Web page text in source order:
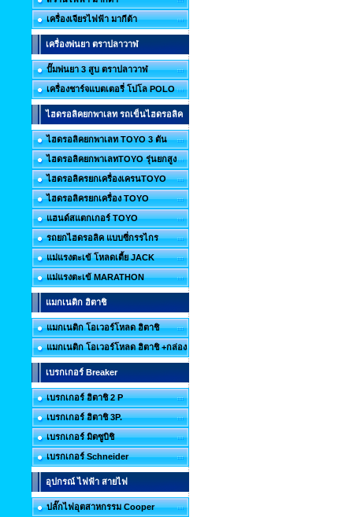
เครื่องเจียรไฟฟ้า มากีต้า
เครื่องพ่นยา ตราปลาวาฬ
ปั๊มพ่นยา 3 สูบ ตราปลาวาฬ
เครื่องชาร์จแบตเตอรี่ โปโล POLO
ไฮดรอลิคยกพาเลท รถเข็นไฮดรอลิค
ไฮดรอลิคยกพาเลท TOYO 3 ตัน
ไฮดรอลิคยกพาเลทTOYO รุ่นยกสูง
ไฮดรอลิครยกเครื่องเครนTOYO
ไฮดรอลิครยกเครื่อง TOYO
แฮนด์สแตกเกอร์ TOYO
รถยกไฮดรอลิค แบบซี่กรรไกร
แม่แรงตะเข้ โหลดเตี้ย JACK
แม่แรงตะเข้ MARATHON
แมกเนติก ฮิตาชิ
แมกเนติก โอเวอร์โหลด ฮิตาชิ
แมกเนติก โอเวอร์โหลด ฮิตาชิ +กล่อง
เบรกเกอร์ Breaker
เบรกเกอร์ ฮิตาชิ 2 P
เบรกเกอร์ ฮิตาชิ 3P.
เบรกเกอร์ มิตซูบิชิ
เบรกเกอร์ Schneider
อุปกรณ์ ไฟฟ้า สายไฟ
ปลั๊กไฟอุตสาหกรรม Cooper